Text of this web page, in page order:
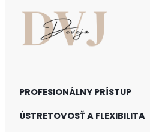
PROFESIONÁLNY PRÍSTUP
ÚSTRETOVOSŤ A FLEXIBILITA